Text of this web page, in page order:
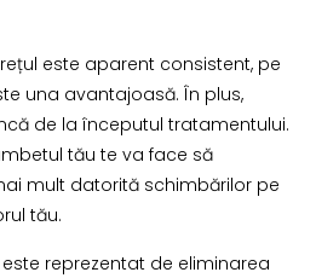
este aparent consistent, pe
una avantajoasă. În plus,
de la începutul tratamentului.
tău te va face să
mult datorită schimbărilor pe
tău.
reprezentat de eliminarea